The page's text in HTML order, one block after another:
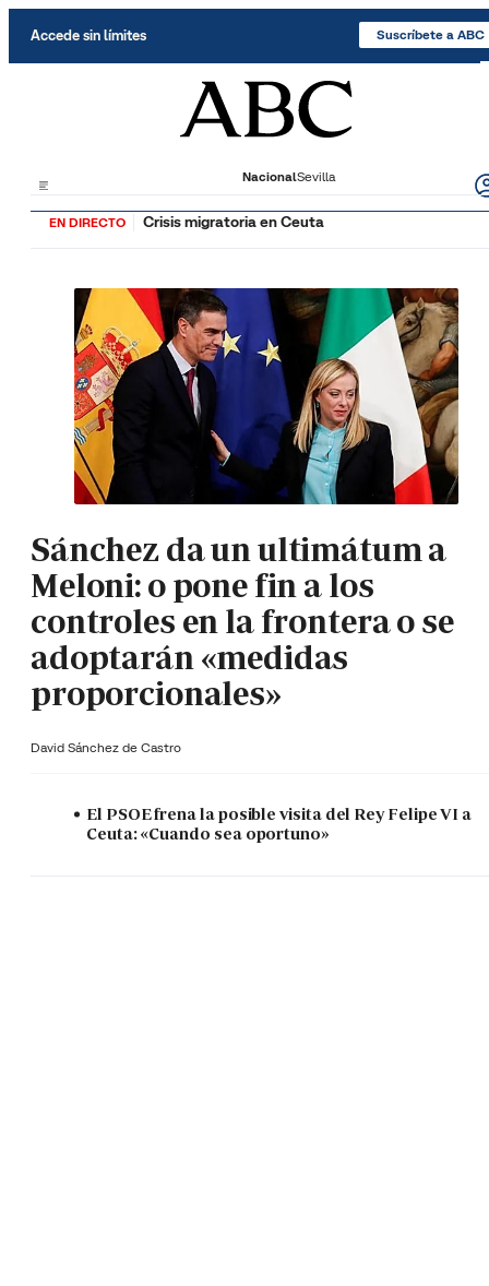
Accede sin límites Suscríbete a ABC
NacionalSevilla
EN DIRECTO Crisis migratoria en Ceuta
Sánchez da un ultimátum a
Meloni: o pone fin a los
controles en la frontera o se
adoptarán «medidas
proporcionales»
David Sánchez de Castro
El PSOE frena la posible visita del Rey Felipe VI a
Ceuta: «Cuando sea oportuno»